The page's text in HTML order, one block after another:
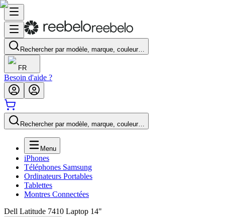
Rechercher par modèle, marque, couleur…
FR
Besoin d'aide ?
Rechercher par modèle, marque, couleur…
Menu
iPhones
Téléphones Samsung
Ordinateurs Portables
Tablettes
Montres Connectées
Dell Latitude 7410 Laptop 14"